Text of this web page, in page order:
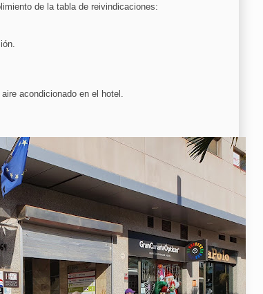
de la tabla de reivindicaciones:
acondicionado en el hotel.